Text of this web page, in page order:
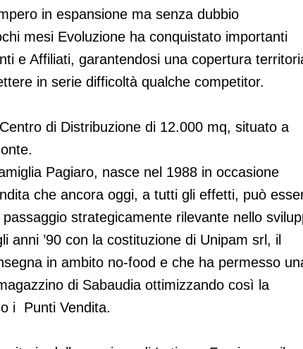
in espansione ma senza dubbio
mesi Evoluzione ha conquistato importanti
e Affiliati, garantendosi una copertura
in serie difficoltà qualche competitor.
di Distribuzione di 12.000 mq, situato a
Pagiaro, nasce nel 1988 in occasione
che ancora oggi, a tutti gli effetti, può
strategicamente rilevante nello
anni ’90 con la costituzione di Unipam srl, il
in ambito no-food e che ha permesso
di Sabaudia ottimizzando così la
i Punti Vendita.